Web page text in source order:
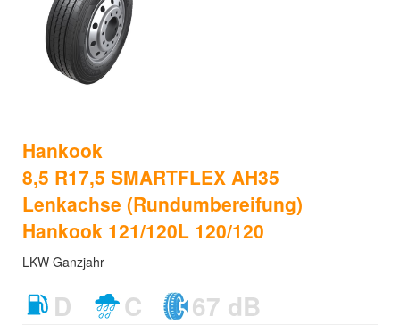
Hankook
8,5 R17,5 SMARTFLEX AH35
Lenkachse (Rundumbereifung)
Hankook 121/120L 120/120
LKW Ganzjahr
D C 67 dB